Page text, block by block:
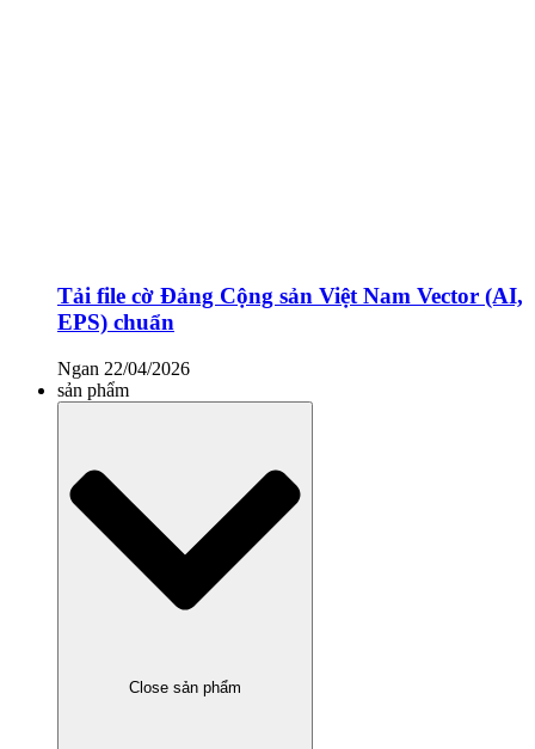
Tải file cờ Đảng Cộng sản Việt Nam Vector (AI,
EPS) chuẩn
Ngan 22/04/2026
sản phẩm
Close sản phẩm